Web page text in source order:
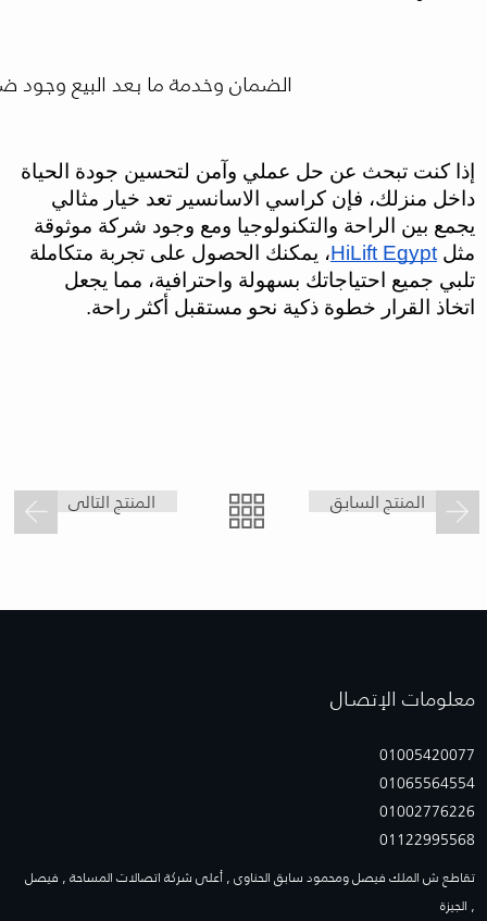
الضمان وخدمة ما بعد البيع
إذا كنت تبحث عن حل عملي وآمن لتحسين جودة الحياة
داخل منزلك، فإن كراسي الاسانسير تعد خيار مثالي
يجمع بين الراحة والتكنولوجيا ومع وجود شركة موثوقة
مثل HiLift Egypt، يمكنك الحصول على تجربة متكاملة
تلبي جميع احتياجاتك بسهولة واحترافية، مما يجعل
اتخاذ القرار خطوة ذكية نحو مستقبل أكثر راحة.
المنتج السابق المنتج التالى
معلومات الإتصـال
01005420077
01065564554
01002776226
01122995568
تقاطع ش الملك فيصل ومحمود سابق الحناوى , أعلى شركة اتصالات المساحة , فيصل
, الجيزة